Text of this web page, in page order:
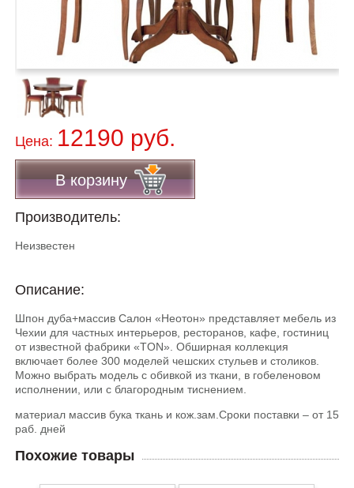
Цена: 12190 руб.
В корзину
Производитель:
Неизвестен
Описание:
Шпон дуба+массив Салон «Неотон» представляет мебель из
Чехии для частных интерьеров, ресторанов, кафе, гостиниц
от известной фабрики «TON». Обширная коллекция
включает более 300 моделей чешских стульев и столиков.
Можно выбрать модель с обивкой из ткани, в гобеленовом
исполнении, или с благородным тиснением.
материал массив бука ткань и кож.зам.Сроки поставки – от 15
раб. дней
Похожие товары